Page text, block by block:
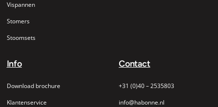
Vispannen
Stomers
Stoomsets
Info
Download brochure
Klantenservice
Contact
+31 (0)40 – 2535803
info@habonne.nl